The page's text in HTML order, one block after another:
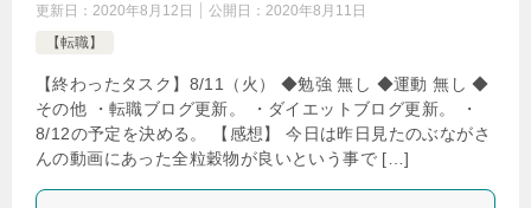
更新日： 2020年8月12日 公開日： 2020年8月11日
【転職】
【終わったタスク】8/11（火） ◆勉強 無し ◆運動 無し ◆
その他 ・転職ブログ更新。 ・ダイエットブログ更新。 ・
8/12の予定を決める。 【感想】 今日は昨日見たのぶながさ
んの動画にあった全粒穀物が良いという事で […]